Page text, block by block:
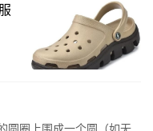
圆圈上围成一个圆（如无